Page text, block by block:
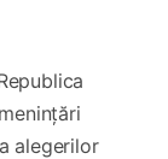
alegerilor